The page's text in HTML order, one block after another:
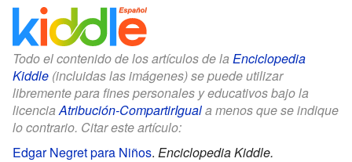
Todo el contenido de los artículos de la Enciclopedia
Kiddle (incluidas las imágenes) se puede utilizar
libremente para fines personales y educativos bajo la
licenciaAtribución-CompartirIguala menos que se indique
lo contrario. Citar este artículo:
Edgar Negret para Niños. Enciclopedia Kiddle.